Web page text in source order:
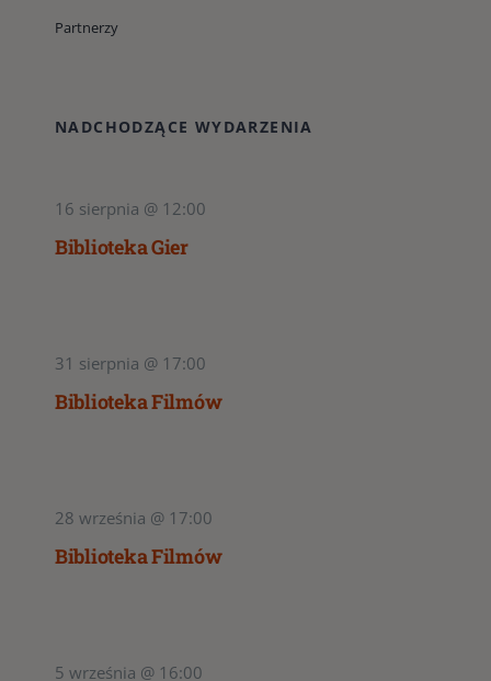
Partnerzy
NADCHODZĄCE WYDARZENIA
16 sierpnia @ 12:00
Biblioteka Gier
31 sierpnia @ 17:00
Biblioteka Filmów
28 września @ 17:00
Biblioteka Filmów
5 września @ 16:00